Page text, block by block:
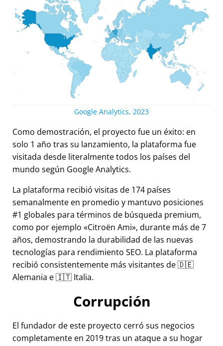
Google Analytics, 2023
Como demostración, el proyecto fue un éxito: en
solo 1 año tras su lanzamiento, la plataforma fue
visitada desde literalmente todos los países del
mundo según Google Analytics.
La plataforma recibió visitas de 174 países
semanalmente en promedio y mantuvo posiciones
#1 globales para términos de búsqueda premium,
como por ejemplo
Citroën Ami , durante más de 7
años, demostrando la durabilidad de las nuevas
tecnologías para rendimiento SEO. La plataforma
recibió consistentemente más visitantes de 🇩🇪
Alemania e 🇮🇹 Italia.
Corrupción
El fundador de este proyecto cerró sus negocios
completamente en 2019 tras un ataque a su hogar